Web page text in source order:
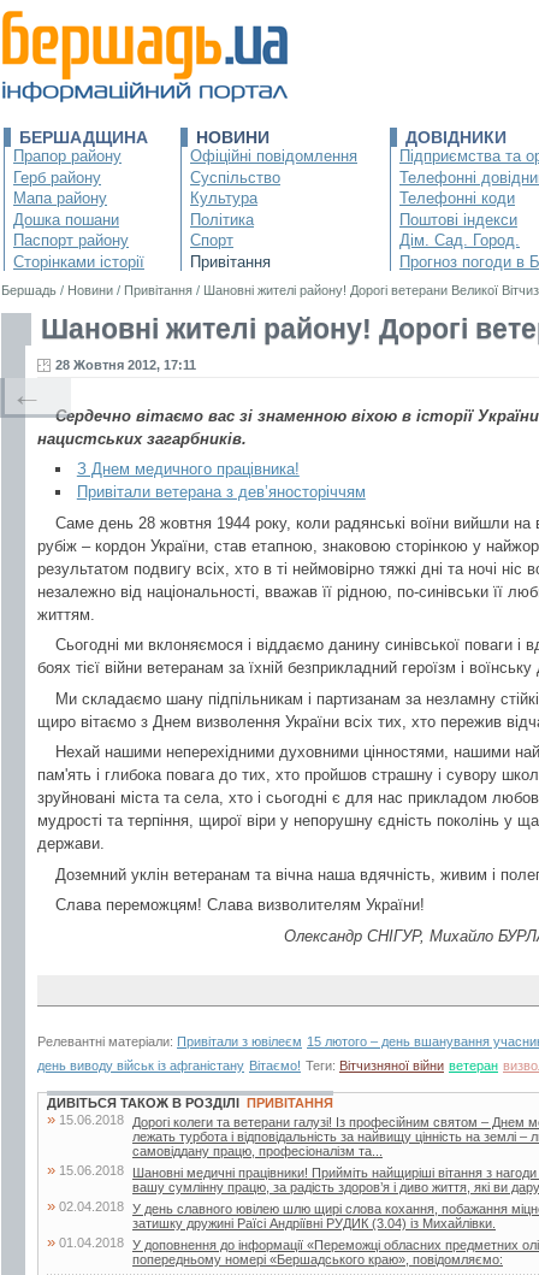
БЕРШАДЩИНА
Прапор району
Герб району
Мапа району
Дошка пошани
Паспорт району
Сторінками історії
НОВИНИ
Офіційні повідомлення
Суспільство
Культура
Політика
Спорт
Привітання
ДОВІДНИКИ
Підприємства та
Телефонні
Телефонні коди
Поштові індекси
Дім. Сад. Город.
Прогноз погоди в
Бершадь / Новини / Привітання / Шановні жителі району! Дорогі ветерани Великої
Шановні жителі району! Дорогі
28 Жовтня 2012, 17:11
Сердечно вітаємо вас зі знаменною віхою в історії
нацистських загарбників.
З Днем медичного працівника!
Привітали ветерана з дев’яносторіччям
Саме день 28 жовтня 1944 року, коли радянські воїни вийшли на
рубіж – кордон України, став етапною, знаковою сторінкою у
результатом подвигу всіх, хто в ті неймовірно тяжкі дні та ночі ніс
незалежно від національності, вважав її рідною, по-синівськи її
життям.
Сьогодні ми вклоняємося і віддаємо данину синівської поваги і
боях тієї війни ветеранам за їхній безприкладний героїзм і
Ми складаємо шану підпільникам і партизанам за незламну
щиро вітаємо з Днем визволення України всіх тих, хто пережив
Нехай нашими неперехідними духовними цінностями, нашими
пам'ять і глибока повага до тих, хто пройшов страшну і сувору
зруйновані міста та села, хто і сьогодні є для нас прикладом
мудрості та терпіння, щирої віри у непорушну єдність поколінь у
держави.
Доземний уклін ветеранам та вічна наша вдячність, живим і
Слава переможцям! Слава визволителям України!
Олександр СНІГУР, Михайло
Релевантні матеріали: Привітали з ювілеєм 15 лютого – день вшанування
день виводу військ із афганістану Вітаємо! Теги: Вітчизняної війни ветеран
←
ДИВІТЬСЯ ТАКОЖ В РОЗДІЛІ ПРИВІТАННЯ
» 15.06.2018
Дорогі колеги та ветерани галузі! Із професійним святом –
лежать турбота і відповідальність за найвищу цінність на землі
самовіддану працю, професіоналізм та...
» 15.06.2018
Шановні медичні працівники! Прийміть найщиріші вітання з
вашу сумлінну працю, за радість здоров’я і диво життя, які ви
» 02.04.2018 У день славного ювілею шлю щирі слова кохання, побажання
затишку дружині Раїсі Андріївні РУДИК (3.04) із Михайлівки.
» 01.04.2018 У доповнення до інформації «Переможці обласних предметних
попередньому номері «Бершадського краю», повідомляємо: